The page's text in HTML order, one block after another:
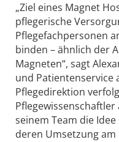
„Ziel eines Magnet
pflegerische
Pflegefachpersonen
binden – ähnlich der
Magneten“, sagt
und Patientenservice
Pflegedirektion
seinem Team die
deren Umsetzung am